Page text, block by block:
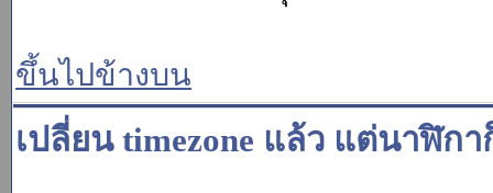
ขึ้นไปข้างบน
เปลี่ยน timezone แล้ว แต่นาฬิกา